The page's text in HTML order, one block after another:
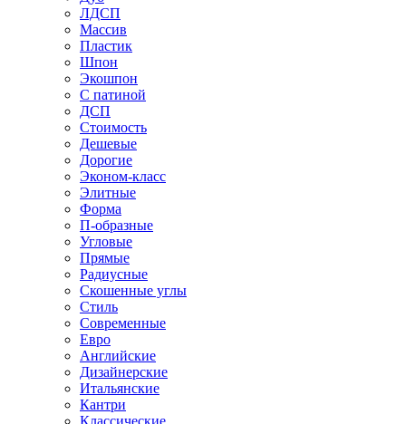
ЛДСП
Массив
Пластик
Шпон
Экошпон
С патиной
ДСП
Стоимость
Дешевые
Дорогие
Эконом-класс
Элитные
Форма
П-образные
Угловые
Прямые
Радиусные
Скошенные углы
Стиль
Современные
Евро
Английские
Дизайнерские
Итальянские
Кантри
Классические